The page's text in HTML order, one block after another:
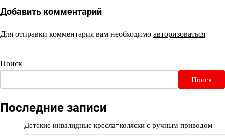
Добавить комментарий
Для отправки комментария вам необходимоавторизоваться.
Поиск
Поиск
Последние записи
Детские инвалидные кресла-коляски с ручным приводом